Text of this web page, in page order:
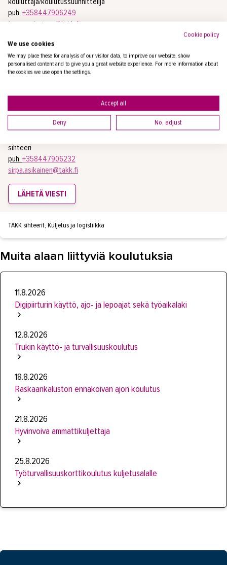
puh. +358447906249
tero.suutarinen@takk.fi
LÄHETÄ VIESTI
ASIKAINEN SIRPA
sihteeri
puh. +358447906232
sirpa.asikainen@takk.fi
LÄHETÄ VIESTI
TAKK sihteerit, Kuljetus ja logistiikka
Muita alaan liittyviä koulutuksia
11.8.2026
Digipiirturin käyttö, ajo- ja lepoajat sekä työaikalaki
12.8.2026
Trukin käyttö- ja turvallisuuskoulutus
18.8.2026
Raskaankaluston ennakoivan ajon koulutus
21.8.2026
Hyvinvoiva ammattikuljettaja
25.8.2026
Työturvallisuuskorttikoulutus kuljetusalalle
Cookie policy
We use cookies
We may place these for analysis of our visitor data, to improve our website, show
personalised content and to give you a great website experience. For more information about
the cookies we use open the settings.
Accept all
Deny No, adjust